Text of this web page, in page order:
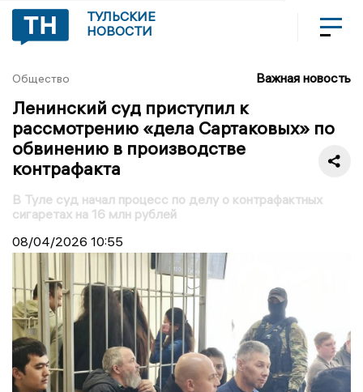
ТУЛЬСКИЕ
НОВОСТИ
Общество Важная новость
Ленинский суд приступил к
рассмотрению «дела Сартаковых» по
обвинению в производстве
контрафакта
В Туле суд начал процесс по делу о контрафактных
сигаретах на 16 млн рублей
08/04/2026 10:55